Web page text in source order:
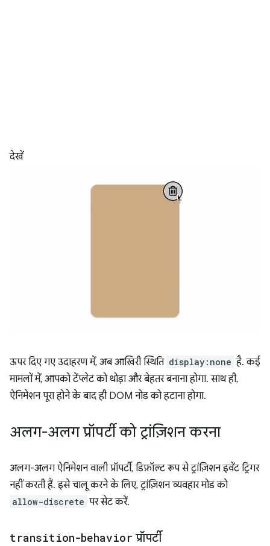
देखें
ऊपर दिए गए उदाहरण में, अब आखिरी स्थिति display:none है. कई
मामलों में, आपको टेंप्लेट को थोड़ा और बेहतर बनाना होगा. साथ ही,
ऐनिमेशन पूरा होने के बाद ही DOM नोड को हटाना होगा.
अलग-अलग प्रॉपर्टी को ट्रांज़िशन करना
अलग-अलग ऐनिमेशन वाली प्रॉपर्टी, डिफ़ॉल्ट रूप से ट्रांज़िशन इवेंट ट्रिगर
नहीं करती हैं. इसे चालू करने के लिए, ट्रांज़िशन व्यवहार मोड को
allow-discrete पर सेट करें.
transition-behavior प्रॉपर्टी